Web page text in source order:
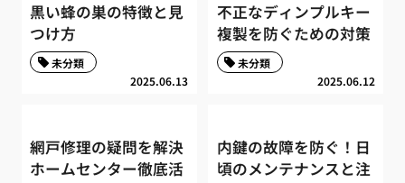
黒い蜂の巣の特徴と見
つけ方
2025.06.13
未分類
不正なディンプルキー
複製を防ぐための対策
2025.06.12
未分類
網戸修理の疑問を解決
ホームセンター徹底活
内鍵の故障を防ぐ！日
頃のメンテナンスと注